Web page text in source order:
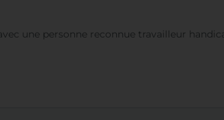
une personne reconnue travailleur